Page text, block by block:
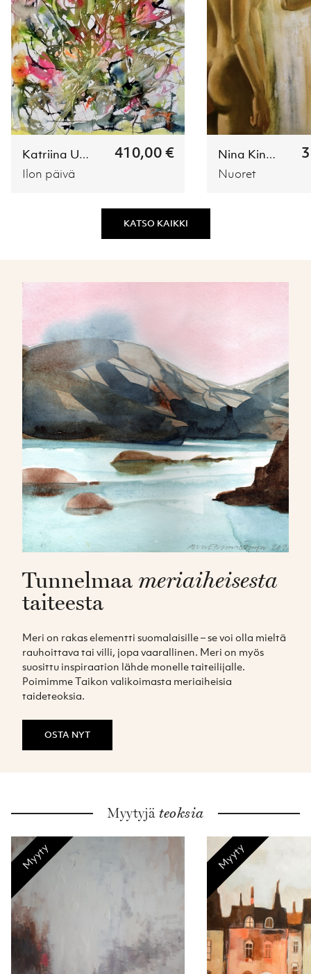
Katriina Uusitalo 410,00 €
Ilon päivä
Nina Kinnar
Nuoret
KATSO KAIKKI
Tunnelmaa meriaiheisesta
taiteesta
Meri on rakas elementti suomalaisille – se voi olla mieltä
rauhoittava tai villi, jopa vaarallinen. Meri on myös
suosittu inspiraation lähde monelle taiteilijalle.
Poimimme Taikon valikoimasta meriaiheisia
taideteoksia.
OSTA NYT
Myytyjä teoksia
Myyty Myyty